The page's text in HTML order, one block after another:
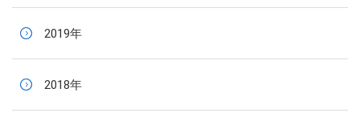
2019年
2018年